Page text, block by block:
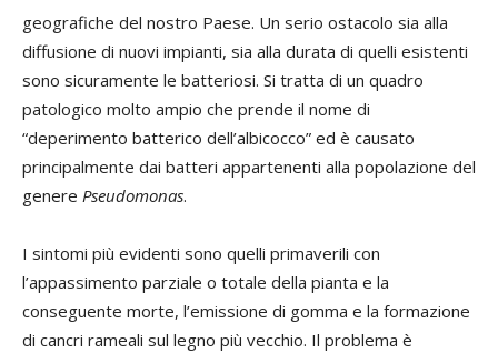
geografiche del nostro Paese. Un serio ostacolo sia alla
diffusione di nuovi impianti, sia alla durata di quelli esistenti
sono sicuramente le batteriosi. Si tratta di un quadro
patologico molto ampio che prende il nome di
“deperimento batterico dell’albicocco” ed è causato
principalmente dai batteri appartenenti alla popolazione del
genere Pseudomonas.
I sintomi più evidenti sono quelli primaverili con
l’appassimento parziale o totale della pianta e la
conseguente morte, l’emissione di gomma e la formazione
di cancri rameali sul legno più vecchio. Il problema è